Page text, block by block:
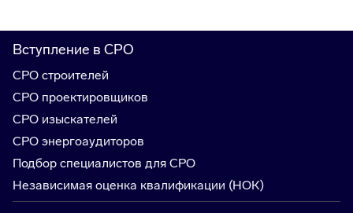
Вступление в СРО
СРО строителей
СРО проектировщиков
СРО изыскателей
СРО энергоаудиторов
Подбор специалистов для СРО
Независимая оценка квалификации (НОК)